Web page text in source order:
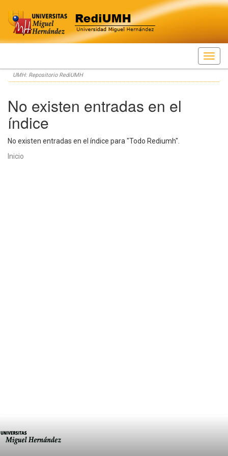
Skip
navigation
UMH: Repositorio RediUMH
No existen entradas en el
índice
No existen entradas en el índice para "Todo Rediumh".
Inicio